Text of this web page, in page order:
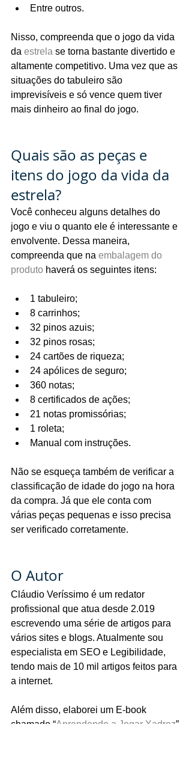
Entre outros.
Nisso, compreenda que o jogo da vida
da estrela se torna bastante divertido e
altamente competitivo. Uma vez que as
situações do tabuleiro são
imprevisíveis e só vence quem tiver
mais dinheiro ao final do jogo.
Quais são as peças e
itens do jogo da vida da
estrela?
Você conheceu alguns detalhes do
jogo e viu o quanto ele é interessante e
envolvente. Dessa maneira,
compreenda que na embalagem do
produto haverá os seguintes itens:
1 tabuleiro;
8 carrinhos;
32 pinos azuis;
32 pinos rosas;
24 cartões de riqueza;
24 apólices de seguro;
360 notas;
8 certificados de ações;
21 notas promissórias;
1 roleta;
Manual com instruções.
Não se esqueça também de verificar a
classificação de idade do jogo na hora
da compra. Já que ele conta com
várias peças pequenas e isso precisa
ser verificado corretamente.
O Autor
Cláudio Veríssimo é um redator
profissional que atua desde 2.019
escrevendo uma série de artigos para
vários sites e blogs. Atualmente sou
especialista em SEO e Legibilidade,
tendo mais de 10 mil artigos feitos para
a internet.
Além disso, elaborei um E-book
chamado “Aprendendo a Jogar Xadrez”